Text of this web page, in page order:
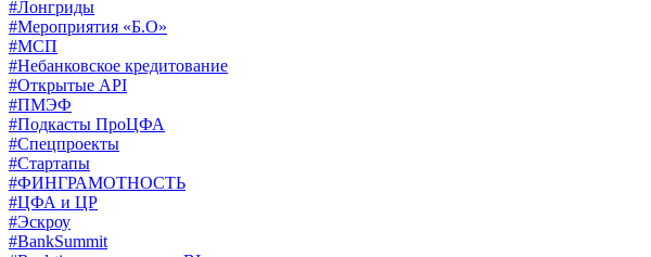
#Лонгриды
#Мероприятия «Б.О»
#МСП
#Небанковское кредитование
#Открытые API
#ПМЭФ
#Подкасты ПроЦФА
#Спецпроекты
#Стартапы
#ФИНГРАМОТНОСТЬ
#ЦФА и ЦР
#Эскроу
#BankSummit